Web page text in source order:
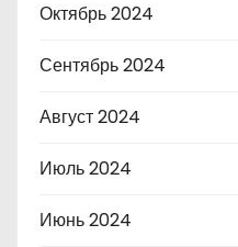
Октябрь 2024
Сентябрь 2024
Август 2024
Июль 2024
Июнь 2024